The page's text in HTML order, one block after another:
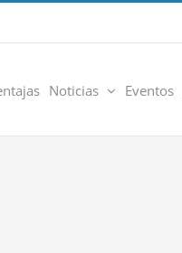
Noticias Eventos